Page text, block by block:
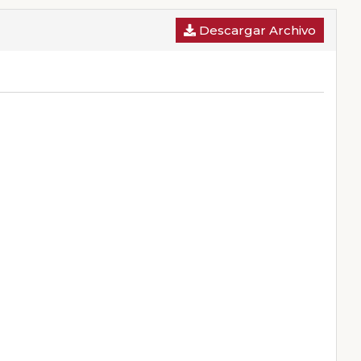
Descargar Archivo